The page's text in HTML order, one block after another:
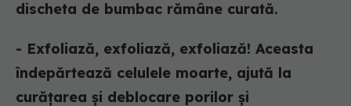
discheta de bumbac rămâne curată.
- Exfoliază, exfoliază, exfoliază! Aceasta
îndepărtează celulele moarte, ajută la
curățarea și deblocare porilor și